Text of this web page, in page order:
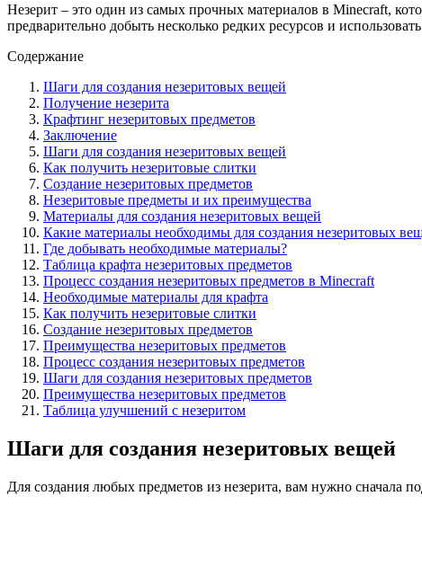
Незерит – это один из самых прочных материалов в Minecraft,
предварительно добыть несколько редких ресурсов и
Содержание
Шаги для создания незеритовых вещей
Получение незерита
Крафтинг незеритовых предметов
Заключение
Шаги для создания незеритовых вещей
Как получить незеритовые слитки
Создание незеритовых предметов
Незеритовые предметы и их преимущества
Материалы для создания незеритовых вещей
Какие материалы необходимы для создания незеритовых
Где добывать необходимые материалы?
Таблица крафта незеритовых предметов
Процесс создания незеритовых предметов в Minecraft
Необходимые материалы для крафта
Как получить незеритовые слитки
Создание незеритовых предметов
Преимущества незеритовых предметов
Процесс создания незеритовых предметов
Шаги для создания незеритовых предметов
Преимущества незеритовых предметов
Таблица улучшений с незеритом
Шаги для создания незеритовых вещей
Для создания любых предметов из незерита, вам нужно сначала